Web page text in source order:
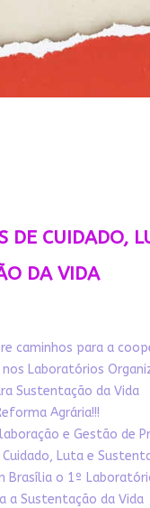
DE CUIDADO,
DA VIDA
caminhos para a
Laboratórios
Sustentação da Vida
Agrária!!!
e Gestão de
Luta e
Brasília o 1º
a Sustentação da Vida